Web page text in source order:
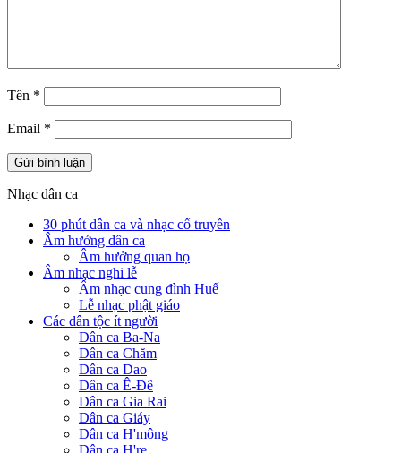
Tên *
Email *
Nhạc dân ca
30 phút dân ca và nhạc cổ truyền
Âm hưởng dân ca
Âm hưởng quan họ
Âm nhạc nghi lễ
Âm nhạc cung đình Huế
Lễ nhạc phật giáo
Các dân tộc ít người
Dân ca Ba-Na
Dân ca Chăm
Dân ca Dao
Dân ca Ê-Đê
Dân ca Gia Rai
Dân ca Giáy
Dân ca H'mông
Dân ca H're